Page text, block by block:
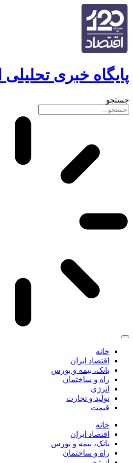
پایگاه خبری تحلیلی
جستجو
خانه
اقتصاد ایران
بانک، بیمه و بورس
راه و ساختمان
انرژی
تولید و تجارت
قیمت
خانه
اقتصاد ایران
بانک، بیمه و بورس
راه و ساختمان